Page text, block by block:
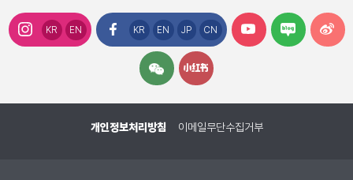
KR EN KR EN JP CN
개인정보처리방침 이메일무단수집거부